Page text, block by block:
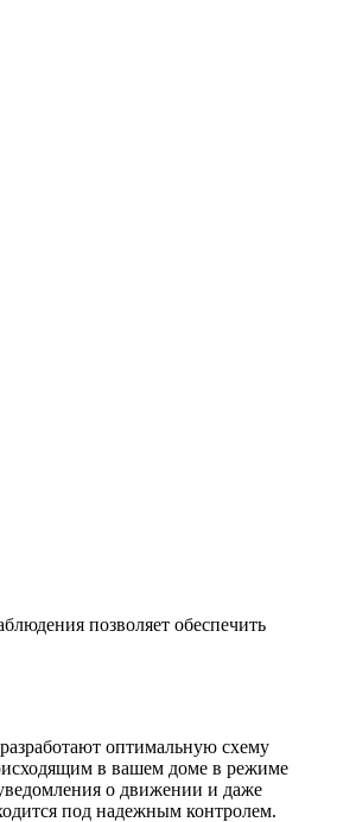
позволяет обеспечить
оптимальную схему
в вашем доме в режиме
о движении и даже
под надежным контролем.